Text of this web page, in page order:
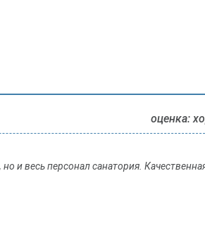
оценка:
и весь персонал санатория.